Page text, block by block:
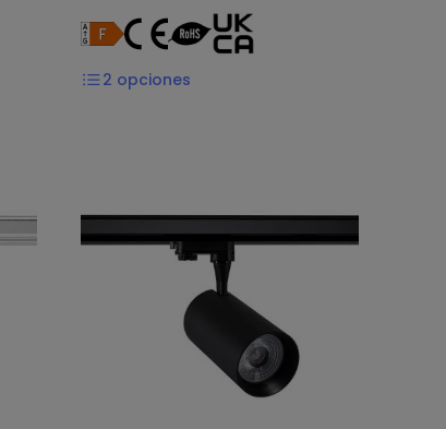
2 opciones